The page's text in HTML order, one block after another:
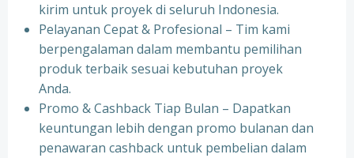
kirim untuk proyek di seluruh Indonesia.
Pelayanan Cepat & Profesional – Tim kami
berpengalaman dalam membantu pemilihan
produk terbaik sesuai kebutuhan proyek
Anda.
Promo & Cashback Tiap Bulan – Dapatkan
keuntungan lebih dengan promo bulanan dan
penawaran cashback untuk pembelian dalam